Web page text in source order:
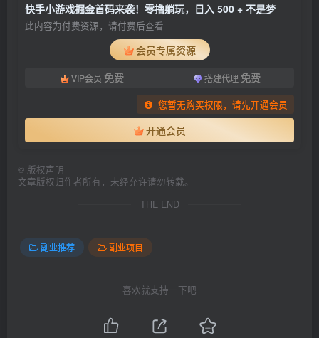
快手小游戏掘金首码来袭！零撸躺玩，日入 500 + 不是梦
此内容为付费资源，请付费后查看
会员专属资源
VIP会员 免费 搭建代理 免费
您暂无购买权限，请先开通会员
开通会员
© 版权声明
文章版权归作者所有，未经允许请勿转载。
THE END
副业推荐 副业项目
喜欢就支持一下吧